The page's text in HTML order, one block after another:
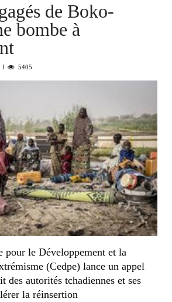
de Boko-
bombe à
5405
pour le Développement et la
(Cedpe) lance un appel
des autorités tchadiennes et ses
la réinsertion